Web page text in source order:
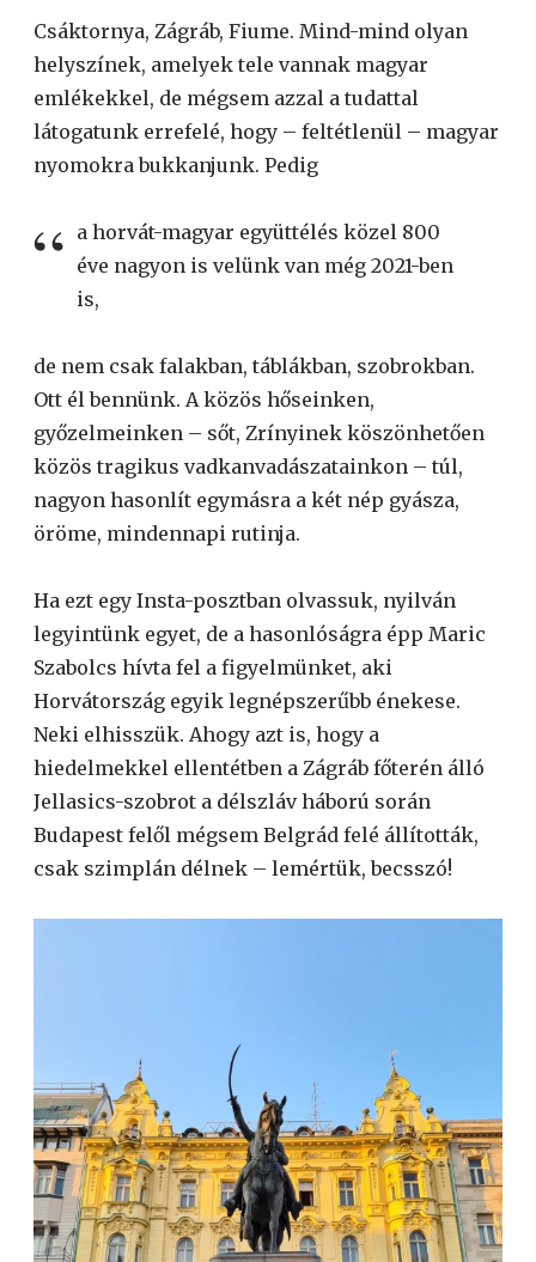
Csáktornya, Zágráb, Fiume. Mind-mind olyan
helyszínek, amelyek tele vannak magyar
emlékekkel, de mégsem azzal a tudattal
látogatunk errefelé, hogy – feltétlenül – magyar
nyomokra bukkanjunk. Pedig
a horvát-magyar együttélés közel 800
éve nagyon is velünk van még 2021-ben
is,
de nem csak falakban, táblákban, szobrokban.
Ott él bennünk. A közös hőseinken,
győzelmeinken – sőt, Zrínyinek köszönhetően
közös tragikus vadkanvadászatainkon – túl,
nagyon hasonlít egymásra a két nép gyásza,
öröme, mindennapi rutinja.
Ha ezt egy Insta-posztban olvassuk, nyilván
legyintünk egyet, de a hasonlóságra épp Maric
Szabolcs hívta fel a figyelmünket, aki
Horvátország egyik legnépszerűbb énekese.
Neki elhisszük. Ahogy azt is, hogy a
hiedelmekkel ellentétben a Zágráb főterén álló
Jellasics-szobrot a délszláv háború során
Budapest felől mégsem Belgrád felé állították,
csak szimplán délnek – lemértük, becsszó!